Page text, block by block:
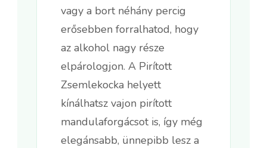
vagy a bort néhány percig
erősebben forralhatod, hogy
az alkohol nagy része
elpárologjon. A Pirított
Zsemlekocka helyett
kínálhatsz vajon pirított
mandulaforgácsot is, így még
elegánsabb, ünnepibb lesz a